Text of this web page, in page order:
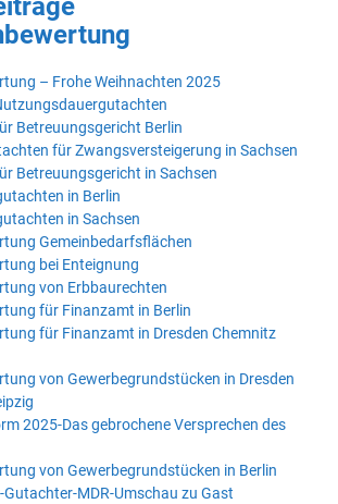
– Frohe Weihnachten 2025
Betreuungsgericht Berlin
für Zwangsversteigerung in Sachsen
Betreuungsgericht in Sachsen
in Berlin
in Sachsen
Gemeinbedarfsflächen
bei Enteignung
von Erbbaurechten
für Finanzamt in Berlin
für Finanzamt in Dresden Chemnitz
von Gewerbegrundstücken in Dresden
2025-Das gebrochene Versprechen des
von Gewerbegrundstücken in Berlin
Gutachter-MDR-Umschau zu Gast